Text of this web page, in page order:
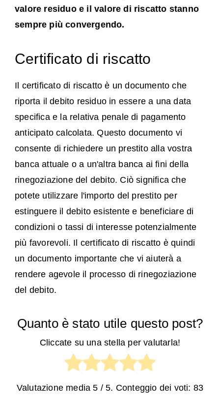
valore residuo e il valore di riscatto stanno
sempre più convergendo.
Certificato di riscatto
Il certificato di riscatto è un documento che
riporta il debito residuo in essere a una data
specifica e la relativa penale di pagamento
anticipato calcolata. Questo documento vi
consente di richiedere un prestito alla vostra
banca attuale o a un'altra banca ai fini della
rinegoziazione del debito. Ciò significa che
potete utilizzare l'importo del prestito per
estinguere il debito esistente e beneficiare di
condizioni o tassi di interesse potenzialmente
più favorevoli. Il certificato di riscatto è quindi
un documento importante che vi aiuterà a
rendere agevole il processo di rinegoziazione
del debito.
Quanto è stato utile questo post?
Cliccate su una stella per valutarla!
Valutazione media5 / 5. Conteggio dei voti: 83